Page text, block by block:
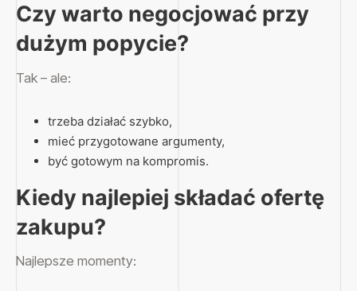
Czy warto negocjować przy
dużym popycie?
Tak – ale:
trzeba działać szybko,
mieć przygotowane argumenty,
być gotowym na kompromis.
Kiedy najlepiej składać ofertę
zakupu?
Najlepsze momenty: